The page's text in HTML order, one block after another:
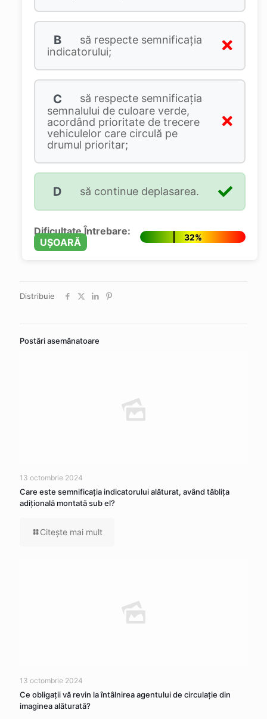
B
să respecte semnificaţia
indicatorului;
C
să respecte semnificaţia
semnalului de culoare verde,
acordând prioritate de trecere
vehiculelor care circulă pe
drumul prioritar;
D să continue deplasarea.
Dificultate Întrebare:
UȘOARĂ
32%
Distribuie
Postări asemănatoare
13 octombrie 2024
Care este semnificația indicatorului alăturat, având tăblița
adițională montată sub el?
Citeşte mai mult
13 octombrie 2024
Ce obligații vă revin la întâlnirea agentului de circulație din
imaginea alăturată?